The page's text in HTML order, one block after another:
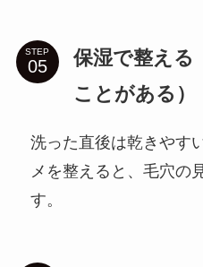
STEP
保湿で整える
ことがある）
洗った直後は乾きやす
メを整えると、毛穴の
す。